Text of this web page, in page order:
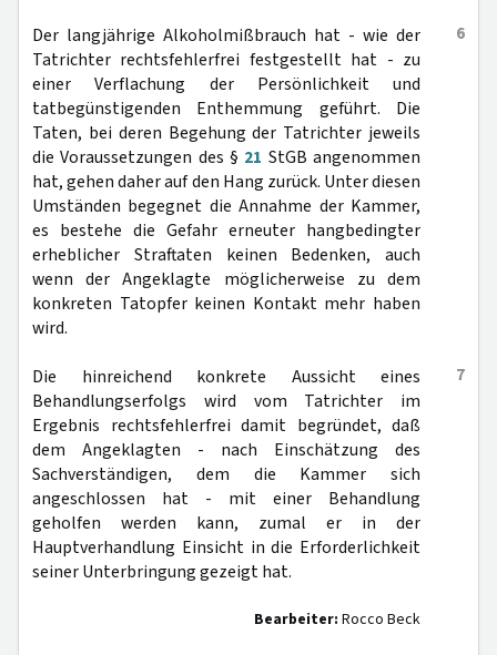
6
Der langjährige Alkoholmißbrauch hat - wie der
Tatrichter rechtsfehlerfrei festgestellt hat - zu
einer Verflachung der Persönlichkeit und
tatbegünstigenden Enthemmung geführt. Die
Taten, bei deren Begehung der Tatrichter jeweils
die Voraussetzungen des § 21 StGB angenommen
hat, gehen daher auf den Hang zurück. Unter diesen
Umständen begegnet die Annahme der Kammer,
es bestehe die Gefahr erneuter hangbedingter
erheblicher Straftaten keinen Bedenken, auch
wenn der Angeklagte möglicherweise zu dem
konkreten Tatopfer keinen Kontakt mehr haben
wird.
7
Die hinreichend konkrete Aussicht eines
Behandlungserfolgs wird vom Tatrichter im
Ergebnis rechtsfehlerfrei damit begründet, daß
dem Angeklagten - nach Einschätzung des
Sachverständigen, dem die Kammer sich
angeschlossen hat - mit einer Behandlung
geholfen werden kann, zumal er in der
Hauptverhandlung Einsicht in die Erforderlichkeit
seiner Unterbringung gezeigt hat.
Bearbeiter: Rocco Beck